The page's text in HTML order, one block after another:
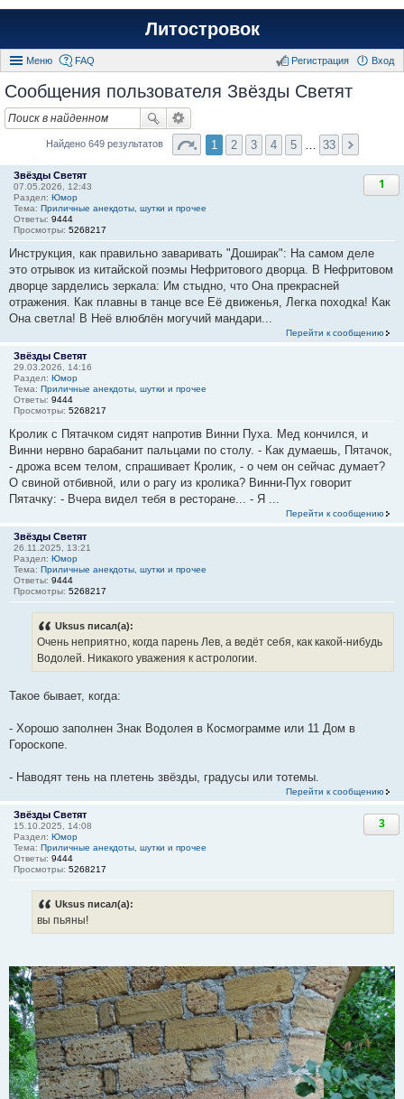
Литостровок
Меню FAQ Вход
Регистрация
Сообщения пользователя Звёзды Светят
Найдено 649 результатов 1 2 3 4 5 33
Звёзды Светят
07.05.2026, 12:43
Раздел: Юмор
Тема: Приличные анекдоты, шутки и прочее
Ответы: 9444
Просмотры: 5268217
1
Инструкция, как правильно заваривать "Доширак": На самом деле
это отрывок из китайской поэмы Нефритового дворца. В Нефритовом
дворце зарделись зеркала: Им стыдно, что Она прекрасней
отражения. Как плавны в танце все Её движенья, Легка походка! Как
Она светла! В Неё влюблён могучий мандари...
Перейти к сообщению
Звёзды Светят
29.03.2026, 14:16
Раздел: Юмор
Тема: Приличные анекдоты, шутки и прочее
Ответы: 9444
Просмотры: 5268217
Кролик с Пятачком сидят напротив Винни Пуха. Мед кончился, и
Винни нервно барабанит пальцами по столу. - Как думаешь, Пятачок,
- дрожа всем телом, спрашивает Кролик, - о чем он сейчас думает?
О свиной отбивной, или о рагу из кролика? Винни-Пух говорит
Пятачку: - Вчера видел тебя в ресторане... - Я ...
Перейти к сообщению
Звёзды Светят
26.11.2025, 13:21
Раздел: Юмор
Тема: Приличные анекдоты, шутки и прочее
Ответы: 9444
Просмотры: 5268217
Uksus писал(а):
Очень неприятно, когда парень Лев, а ведёт себя, как какой-нибудь
Водолей. Никакого уважения к астрологии.
Такое бывает, когда:
- Хорошо заполнен Знак Водолея в Космограмме или 11 Дом в
Гороскопе.
- Наводят тень на плетень звёзды, градусы или тотемы.
Перейти к сообщению
Звёзды Светят
15.10.2025, 14:08
Раздел: Юмор
Тема: Приличные анекдоты, шутки и прочее
Ответы: 9444
Просмотры: 5268217
3
Uksus писал(а):
вы пьяны!